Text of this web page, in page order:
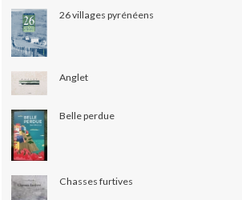
26 villages pyrénéens
Anglet
Belle perdue
Chasses furtives